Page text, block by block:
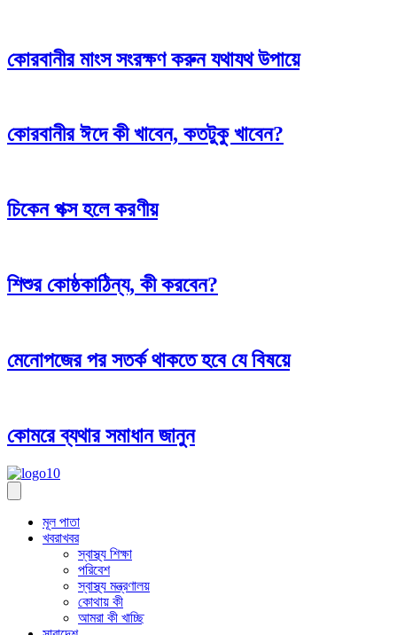
কোরবানীর মাংস সংরক্ষণ করুন যথাযথ উপায়ে
কোরবানীর ঈদে কী খাবেন, কতটুকু খাবেন?
চিকেন পক্স হলে করণীয়
শিশুর কোষ্ঠকাঠিন্য, কী করবেন?
মেনোপজের পর সতর্ক থাকতে হবে যে বিষয়ে
কোমরে ব্যথার সমাধান জানুন
মূল পাতা
খবরাখবর
স্বাস্থ্য শিক্ষা
পরিবেশ
স্বাস্থ্য মন্ত্রণালয়
কোথায় কী
আমরা কী খাচ্ছি